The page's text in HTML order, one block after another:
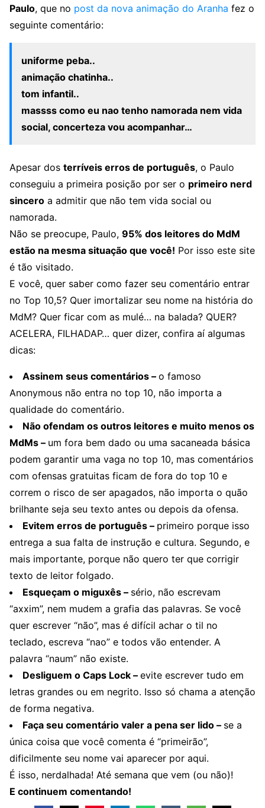
Paulo, que no post da nova animação do Aranha fez o
seguinte comentário:
uniforme peba..
animação chatinha..
tom infantil..
massss como eu nao tenho namorada nem vida
social, concerteza vou acompanhar…
Apesar dos terríveis erros de português, o Paulo
conseguiu a primeira posição por ser o primeiro nerd
sincero a admitir que não tem vida social ou
namorada.
Não se preocupe, Paulo, 95% dos leitores do MdM
estão na mesma situação que você! Por isso este site
é tão visitado.
E você, quer saber como fazer seu comentário entrar
no Top 10,5? Quer imortalizar seu nome na história do
MdM? Quer ficar com as mulé… na balada? QUER?
ACELERA, FILHADAP… quer dizer, confira aí algumas
dicas:
Assinem seus comentários – o famoso
Anonymous não entra no top 10, não importa a
qualidade do comentário.
Não ofendam os outros leitores e muito menos os
MdMs – um fora bem dado ou uma sacaneada básica
podem garantir uma vaga no top 10, mas comentários
com ofensas gratuitas ficam de fora do top 10 e
correm o risco de ser apagados, não importa o quão
brilhante seja seu texto antes ou depois da ofensa.
Evitem erros de português – primeiro porque isso
entrega a sua falta de instrução e cultura. Segundo, e
mais importante, porque não quero ter que corrigir
texto de leitor folgado.
Esqueçam o miguxês – sério, não escrevam
“axxim”, nem mudem a grafia das palavras. Se você
quer escrever “não”, mas é difícil achar o til no
teclado, escreva “nao” e todos vão entender. A
palavra “naum” não existe.
Desliguem o Caps Lock – evite escrever tudo em
letras grandes ou em negrito. Isso só chama a atenção
de forma negativa.
Faça seu comentário valer a pena ser lido – se a
única coisa que você comenta é “primeirão”,
dificilmente seu nome vai aparecer por aqui.
É isso, nerdalhada! Até semana que vem (ou não)!
E continuem comentando!